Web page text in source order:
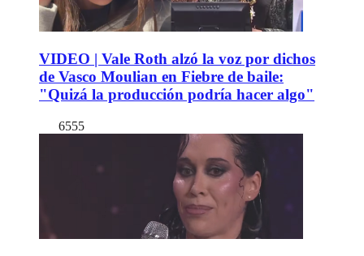
VIDEO | Vale Roth alzó la voz por dichos
de Vasco Moulian en Fiebre de baile:
"Quizá la producción podría hacer algo"
6555